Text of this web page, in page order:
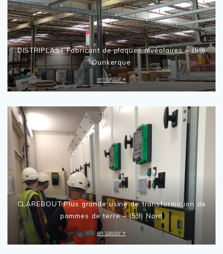
DISTRIPLAST Fabricant de plaques alvéolaires – (59)
Dunkerque
en savoir +
CLAREBOUT Plus grande usine de transformation de
pommes de terre – (59) Nord
en savoir +